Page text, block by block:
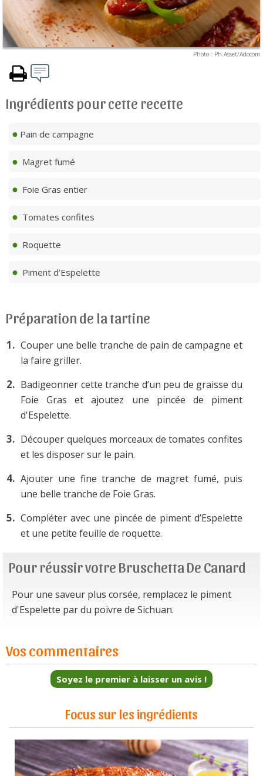
Photo : Ph.Asset/Adocom
Ingrédients pour cette recette
Pain de campagne
Magret fumé
Foie Gras entier
Tomates confites
Roquette
Piment d’Espelette
Préparation de la tartine
Couper une belle tranche de pain de campagne et
la faire griller.
Badigeonner cette tranche d’un peu de graisse du
Foie Gras et ajoutez une pincée de piment
d'Espelette.
Découper quelques morceaux de tomates confites
et les disposer sur le pain.
Ajouter une fine tranche de magret fumé, puis
une belle tranche de Foie Gras.
Compléter avec une pincée de piment d’Espelette
et une petite feuille de roquette.
Pour réussir votre Bruschetta De Canard
Pour une saveur plus corsée, remplacez le piment
d'Espelette par du poivre de Sichuan.
Vos commentaires
Soyez le premier à laisser un avis !
Focus sur les ingrédients